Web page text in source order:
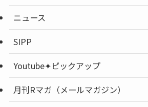
ニュース
SIPP
Youtube✦ピックアップ
月刊Rマガ（メールマガジン）